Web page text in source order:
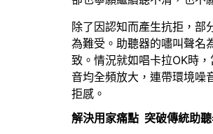
除了因認知而產生抗拒，部
為難受。助聽器的嘯叫聲名
致。情況就如唱卡拉OK時
音均全頻放大，連帶環境噪
拒感。
解決用家痛點 突破傳統助